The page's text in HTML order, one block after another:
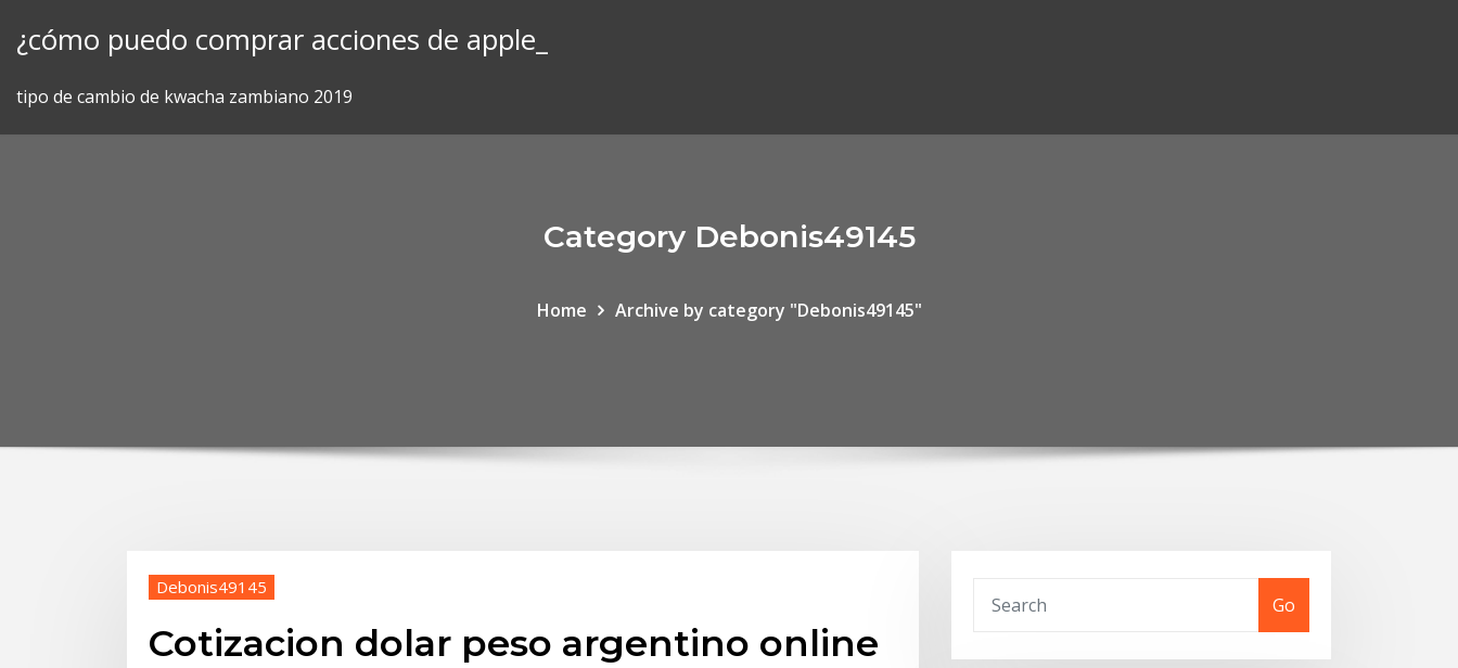
¿cómo puedo comprar acciones de apple_
tipo de cambio de kwacha zambiano 2019
Category Debonis49145
Home Archive by category "Debonis49145"
Debonis49145
Cotizacion dolar peso argentino online
Go